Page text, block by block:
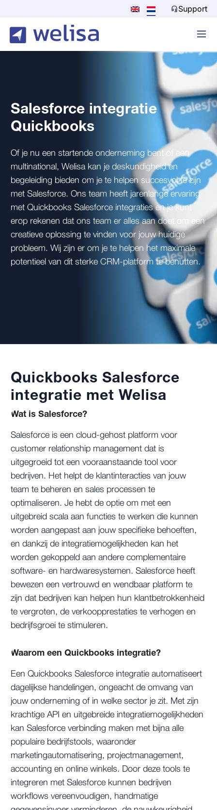
Support
Salesforce integratie
Quickbooks
Of je nu een startende onderneming bent of een
multinational, Welisa kan je deskundigheid en
begeleiding bieden om je te helpen succesvol te zijn
met Salesforce. Ons team heeft jarenlange ervaring
met Quickbooks Salesforce integraties en je kunt
erop rekenen dat ons team er alles aan doet om een
creatieve oplossing te vinden voor jouw huidige
probleem. Wij zijn er om je te helpen het maximale
potentieel van dit sterke CRM-platform te benutten.
Quickbooks Salesforce
integratie met Welisa
Wat is Salesforce?
Salesforce is een cloud-gehost platform voor
customer relationship management dat is
uitgegroeid tot een vooraanstaande tool voor
bedrijven. Het helpt de klantinteracties van jouw
team te beheren en sales processen te
optimaliseren. Je hebt de optie om met een
uitgebreid scala aan functies te werken die kunnen
worden aangepast aan jouw specifieke behoeften,
en dankzij de integratiemogelijkheden kan het
worden gekoppeld aan andere complementaire
software- en hardwaresystemen. Salesforce heeft
bewezen een vertrouwd en wendbaar platform te
zijn dat bedrijven kan helpen hun klantbetrokkenheid
te vergroten, de verkoopprestaties te verhogen en
bedrijfsgroei te stimuleren.
Waarom een Quickbooks integratie?
Een Quickbooks Salesforce integratie automatiseert
dagelijkse handelingen, ongeacht de omvang van
jouw onderneming of in welke sector je zit. Met zijn
krachtige API en uitgebreide integratiemogelijkheden
kan Salesforce verbinding maken met bijna alle
populaire bedrijfstools, waaronder
marketingautomatisering, projectmanagement,
accounting en online winkels. Door deze tools te
integreren met Salesforce kunnen bedrijven
workflows vereenvoudigen, handmatige